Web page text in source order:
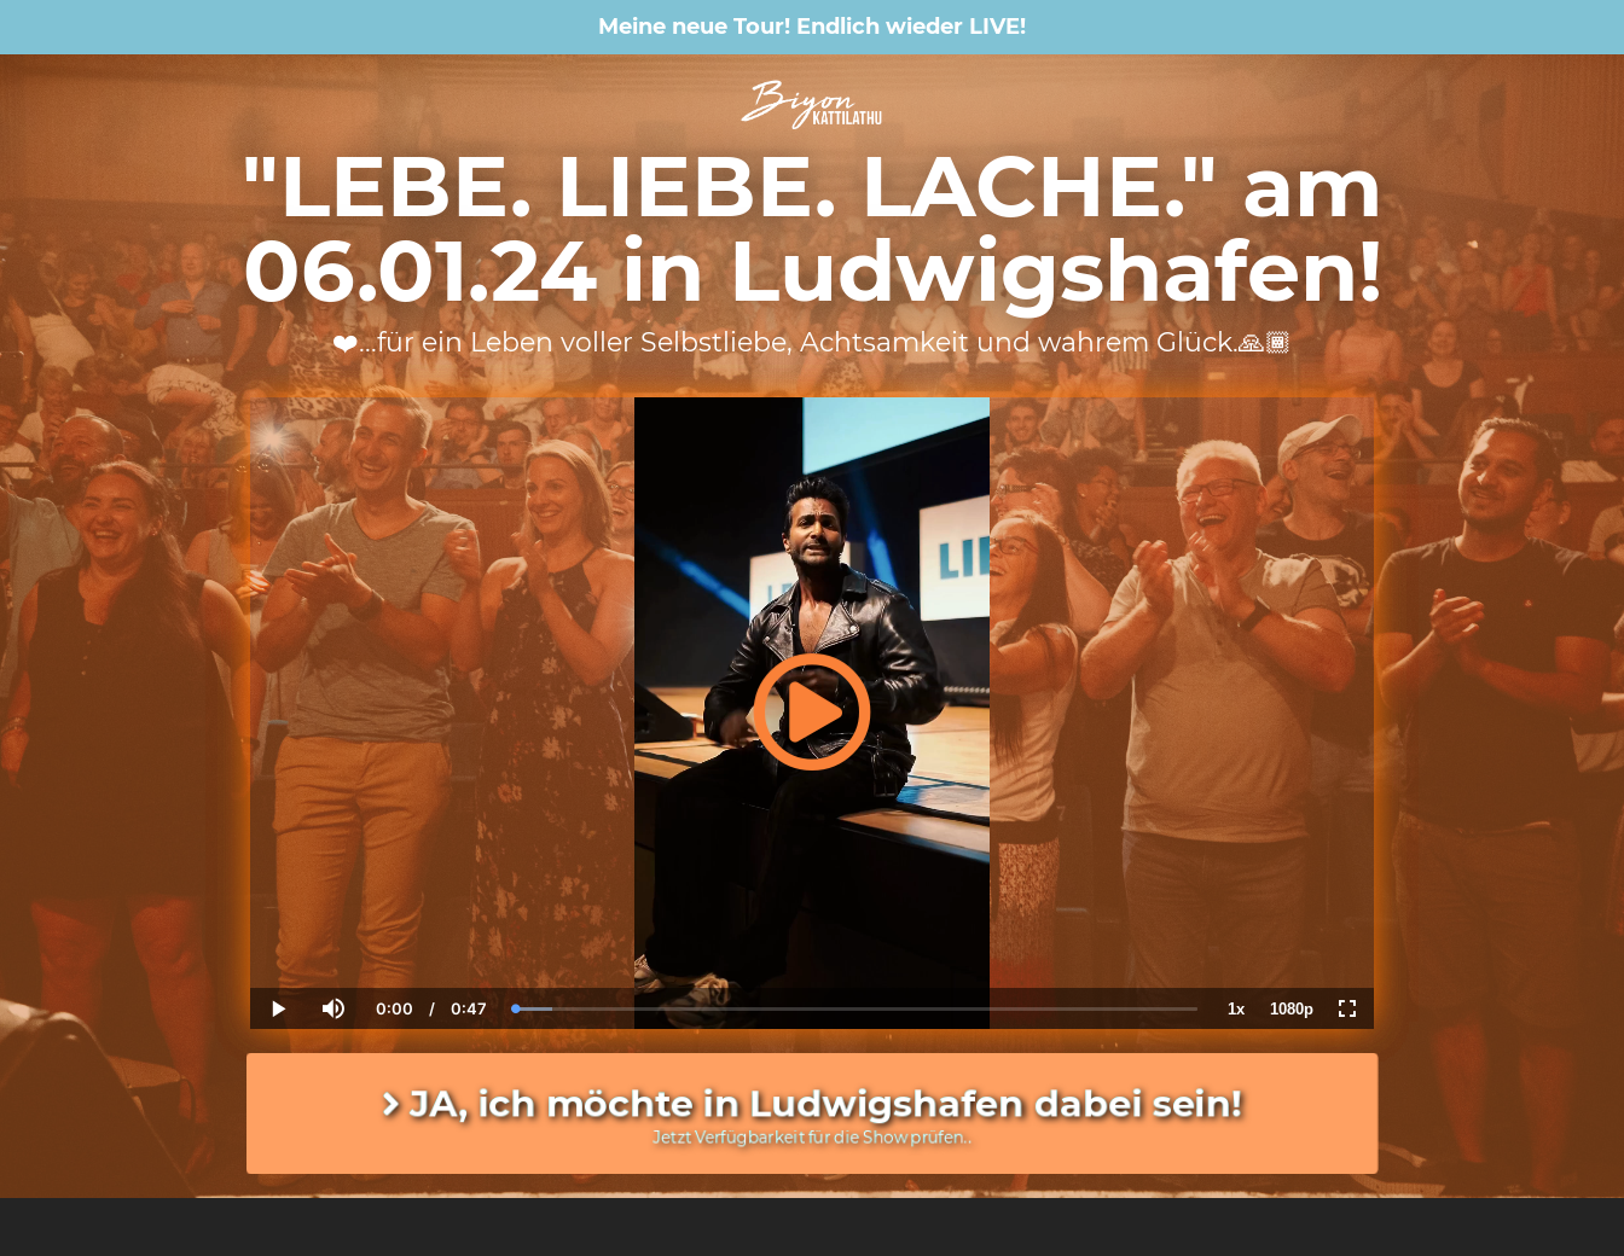
Meine neue Tour! Endlich wieder LIVE!
"LEBE. LIEBE. LACHE." am
06.01.24 in Ludwigshafen!
❤️...für ein Leben voller Selbstliebe, Achtsamkeit und wahrem Glück.🙏🏾
Play Mute
Current
Time
0:00 / Duration
0:47 Loaded:
5.49%
1xPlayback
Rate
Quality
1080p Fullscreen
JA, ich möchte in Ludwigshafen dabei sein!
Jetzt Verfügbarkeit für die Show prüfen..